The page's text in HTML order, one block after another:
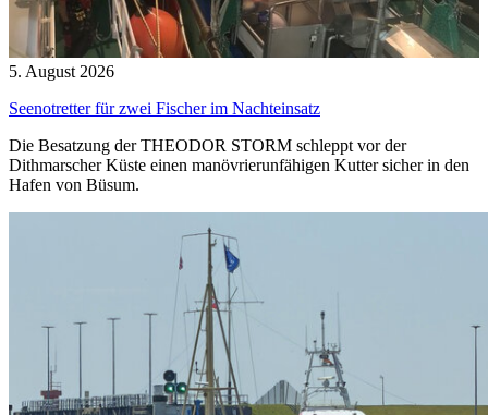
5. August 2026
Seenotretter für zwei Fischer im Nachteinsatz
Die Besatzung der THEODOR STORM schleppt vor der
Dithmarscher Küste einen manövrierunfähigen Kutter sicher in den
Hafen von Büsum.